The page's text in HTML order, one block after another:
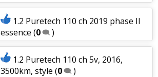
1.2 Puretech 110 ch 2019 phase II
essence (0 )
1.2 Puretech 110 ch 5v, 2016,
3500km, style (0 )